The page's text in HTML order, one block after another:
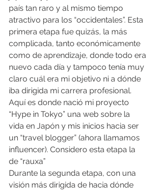
país tan raro y al mismo tiempo
atractivo para los “occidentales”. Esta
primera etapa fue quizás, la más
complicada, tanto económicamente
como de aprendizaje, donde todo era
nuevo cada día y tampoco tenía muy
claro cuál era mi objetivo ni a dónde
iba dirigida mi carrera profesional.
Aquí es donde nació mi proyecto
“Hype in Tokyo” una web sobre la
vida en Japón y mis inicios hacia ser
un “travel blogger” (ahora llamamos
influencer). Considero esta etapa la
de “rauxa”
Durante la segunda etapa, con una
visión más dirigida de hacia dónde